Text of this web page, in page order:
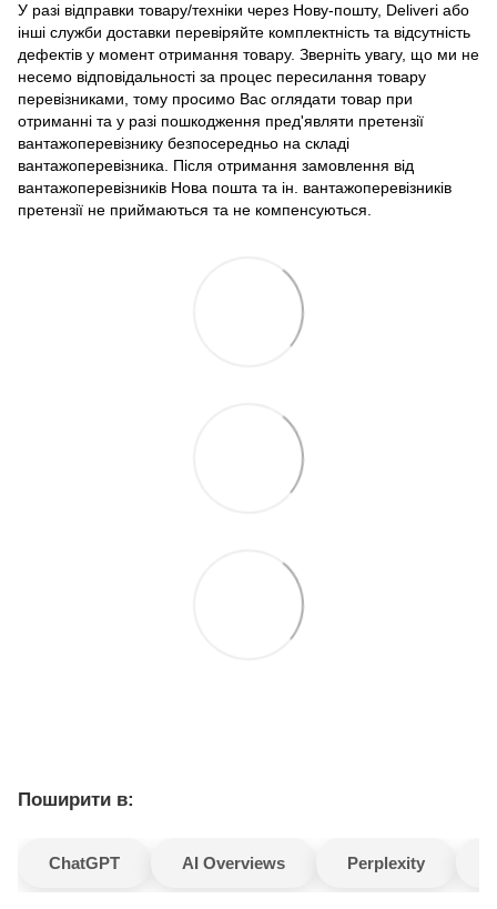
У разі відправки товару/техніки через Нову-пошту, Deliveri або
інші служби доставки перевіряйте комплектність та відсутність
дефектів у момент отримання товару. Зверніть увагу, що ми не
несемо відповідальності за процес пересилання товару
перевізниками, тому просимо Вас оглядати товар при
отриманні та у разі пошкодження пред'являти претензії
вантажоперевізнику безпосередньо на складі
вантажоперевізника. Після отримання замовлення від
вантажоперевізників Нова пошта та ін. вантажоперевізників
претензії не приймаються та не компенсуються.
Поширити в:
ChatGPT AI Overviews Perplexity